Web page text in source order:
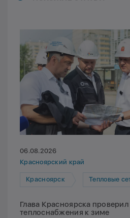
06.08.2026
Красноярский край
Красноярск Тепловые
Глава Красноярска
теплоснабжения к зиме